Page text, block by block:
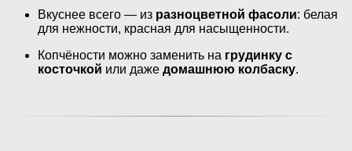
Вкуснее всего — из разноцветной фасоли: белая
для нежности, красная для насыщенности.
Копчёности можно заменить на грудинку с
косточкой или даже домашнюю колбаску.